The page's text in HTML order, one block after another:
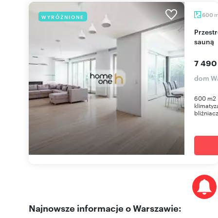
WYRÓŻNIONE 600
Przestronny dom 600 m2 z garażem na 4 auta i
sauną
7
dom
600 m2
Najnowsze informacje o Warszawie: